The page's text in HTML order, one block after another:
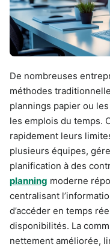
De nombreuses
méthodes
plannings papier ou
les emplois du temps.
rapidement leurs
plusieurs équipes,
planification à des
planning moderne
centralisant
d’accéder en temps
disponibilités. La
nettement améliorée,